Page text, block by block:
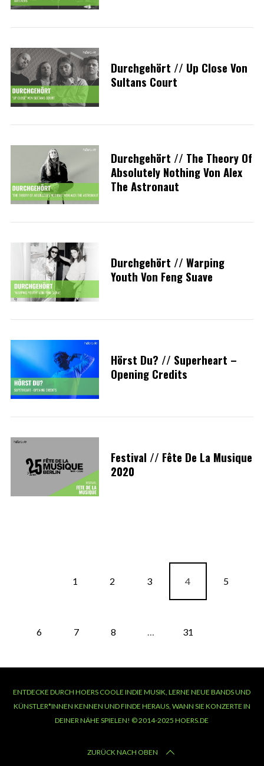
Durchgehört // Up Close Von
Sultans Court
Durchgehört // The Theory Of
Absolutely Nothing Von Alex
The Astronaut
Durchgehört // Warping
Youth Von Feng Suave
Hörst Du? // Superheart –
Opening Credits
Festival // Fête De La Musique
2020
1 2 3 4 5
6 7 8 … 31
ENTDECKE DURCH HOERS COOLE INDIE MUSIK, LERNE NEUE BANDS UND
KÜNSTLER*INNEN KENNEN UND FINDE HERAUS, WANN SIE KONZERTE IN
DEINER NÄHE SPIELEN! © 2014-2025 HOERS.DE
ZURÜCK NACH OBEN